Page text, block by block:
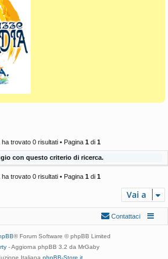
trovato 0 risultati • Pagina 1di 1
con questo criterio di ricerca.
trovato 0 risultati • Pagina 1di 1
Vai a
Contattaci
® Forum Software © phpBB Limited
- Aggiorna phpBB 3.2 da MrGaby
Italiana phpBB-Store.it